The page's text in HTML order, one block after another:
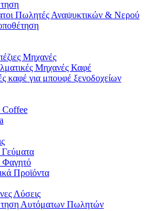
Πωλητές Αναψυκτικών & Νερού
Μηχανές
Μηχανές Καφέ
καφέ για μπουφέ ξενοδοχείων
Φαγητό
Προϊόντα
Λύσεις
Αυτόματων Πωλητών